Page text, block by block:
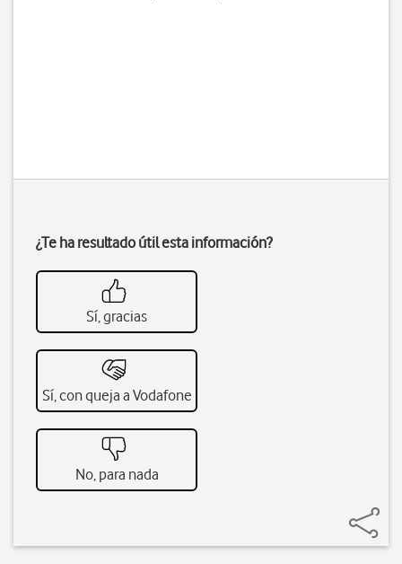
¿Te ha resultado útil esta información?
Sí, gracias
Sí, con queja a Vodafone
No, para nada